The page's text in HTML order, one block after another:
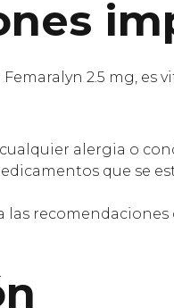
2.5 mg, es
alergia o
que se
las